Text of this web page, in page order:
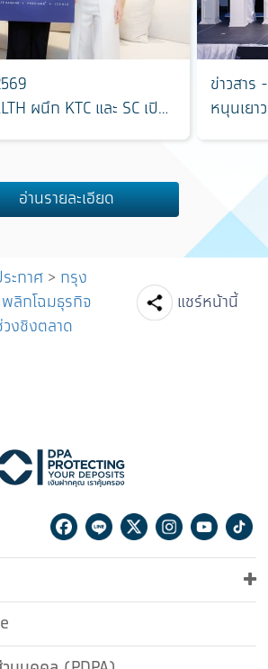
ผนึก KTC และ SC เปิด
งหาริมทรัพย์ ตอบโจทย์
งครบวงจร
ข่าวสาร
หนุนเยา
“ฮักแม่
อ่านรายละเอียด
ะกาศ > กรุง
พลิกโฉมธุรกิจ
วงชิงตลาด
แชร์หน้านี้
Facebook
Line
Facebook
LineTwitterInstagram